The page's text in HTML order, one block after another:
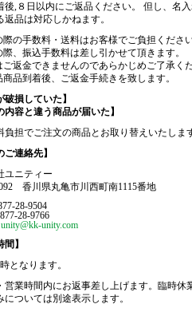
後,８日以内にご返品ください。 但し、名
返品は対応しかねます。
際の手数料・送料はお客様でご負担ください
際、振込手数料は差し引かせて頂きます。
ご返金できませんのであらかじめご了承くだ
商品到着後、ご返金手続きを致します。
破損していた】
内容と違う商品が届いた】
負担でご注文の商品とお取り替えいたしま
ご連絡先】
ユニティー
香川県丸亀市川西町南1115番地
28-9504
28-9766
unity@kk-unity.com
間】
となります。
営業時間内にお返事差し上げます。臨時休
については別途表示します。